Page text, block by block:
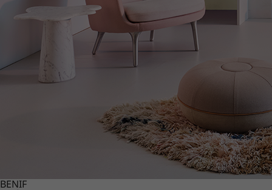
BENIF